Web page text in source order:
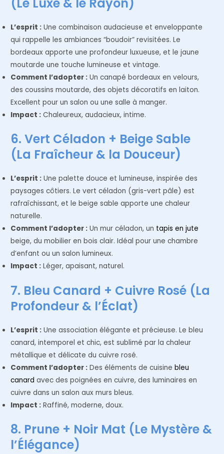
L’esprit : Une combinaison audacieuse et enveloppante
qui rappelle les ambiances “boudoir” revisitées. Le
bordeaux apporte une profondeur luxueuse, et le jaune
moutarde une touche lumineuse et vintage.
Comment l’adopter : Un canapé bordeaux en velours,
des coussins moutarde, des objets décoratifs en laiton.
Excellent pour un salon ou une salle à manger.
Impact : Chaleureux, audacieux, intime.
6. Vert Céladon + Beige Sable
(La Fraîcheur & la Douceur)
L’esprit : Une palette douce et lumineuse, inspirée des
paysages côtiers. Le vert céladon (gris-vert pâle) est
rafraîchissant, et le beige sable apporte une chaleur
naturelle.
Comment l’adopter : Un mur céladon, un tapis en jute
beige, du mobilier en bois clair. Idéal pour une chambre
d’enfant ou un salon lumineux.
Impact : Léger, apaisant, naturel.
7. Bleu Canard + Cuivre Rosé (La
Profondeur & l’Éclat)
L’esprit : Une association élégante et précieuse. Le bleu
canard, intemporel et chic, est sublimé par la chaleur
métallique et délicate du cuivre rosé.
Comment l’adopter : Des éléments de cuisinebleu
canard avec des poignées en cuivre, des luminaires en
cuivre dans un salon aux murs bleus.
Impact : Raffiné, moderne, doux.
8. Prune + Noir Mat (Le Mystère &
l’Élégance)